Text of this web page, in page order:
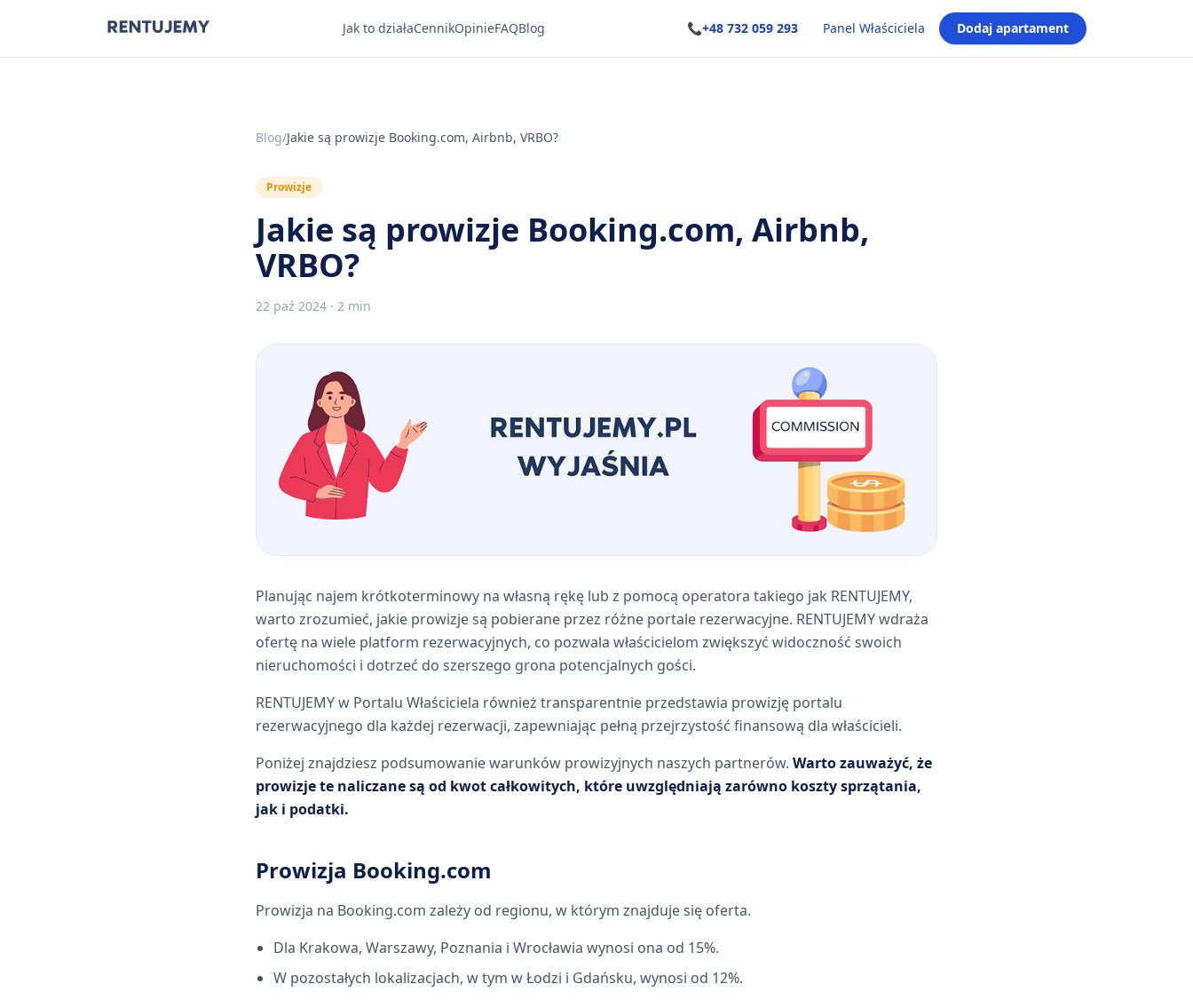
Jak to działaCennikOpinieFAQBlog 📞+48 732 059 293 Panel Właściciela Dodaj apartament
Blog/Jakie są prowizje Booking.com, Airbnb, VRBO?
Prowizje
Jakie są prowizje Booking.com, Airbnb,
VRBO?
22 paź 2024 · 2 min
Planując najem krótkoterminowy na własną rękę lub z pomocą operatora takiego jak RENTUJEMY,
warto zrozumieć, jakie prowizje są pobierane przez różne portale rezerwacyjne. RENTUJEMY wdraża
ofertę na wiele platform rezerwacyjnych, co pozwala właścicielom zwiększyć widoczność swoich
nieruchomości i dotrzeć do szerszego grona potencjalnych gości.
RENTUJEMY w Portalu Właściciela również transparentnie przedstawia prowizję portalu
rezerwacyjnego dla każdej rezerwacji, zapewniając pełną przejrzystość finansową dla właścicieli.
Poniżej znajdziesz podsumowanie warunków prowizyjnych naszych partnerów. Warto zauważyć, że
prowizje te naliczane są od kwot całkowitych, które uwzględniają zarówno koszty sprzątania,
jak i podatki.
Prowizja Booking.com
Prowizja na Booking.com zależy od regionu, w którym znajduje się oferta.
Dla Krakowa, Warszawy, Poznania i Wrocławia wynosi ona od 15%.
W pozostałych lokalizacjach, w tym w Łodzi i Gdańsku, wynosi od 12%.